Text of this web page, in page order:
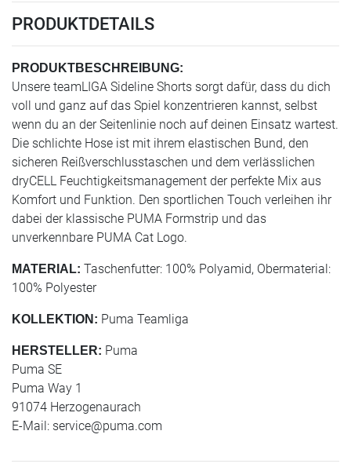
PRODUKTDETAILS
PRODUKTBESCHREIBUNG:
Unsere teamLIGA Sideline Shorts sorgt dafür, dass du dich
voll und ganz auf das Spiel konzentrieren kannst, selbst
wenn du an der Seitenlinie noch auf deinen Einsatz wartest.
Die schlichte Hose ist mit ihrem elastischen Bund, den
sicheren Reißverschlusstaschen und dem verlässlichen
dryCELL Feuchtigkeitsmanagement der perfekte Mix aus
Komfort und Funktion. Den sportlichen Touch verleihen ihr
dabei der klassische PUMA Formstrip und das
unverkennbare PUMA Cat Logo.
MATERIAL: Taschenfutter: 100% Polyamid, Obermaterial:
100% Polyester
KOLLEKTION: Puma Teamliga
HERSTELLER: Puma
Puma SE
Puma Way 1
91074 Herzogenaurach
E-Mail: service@puma.com